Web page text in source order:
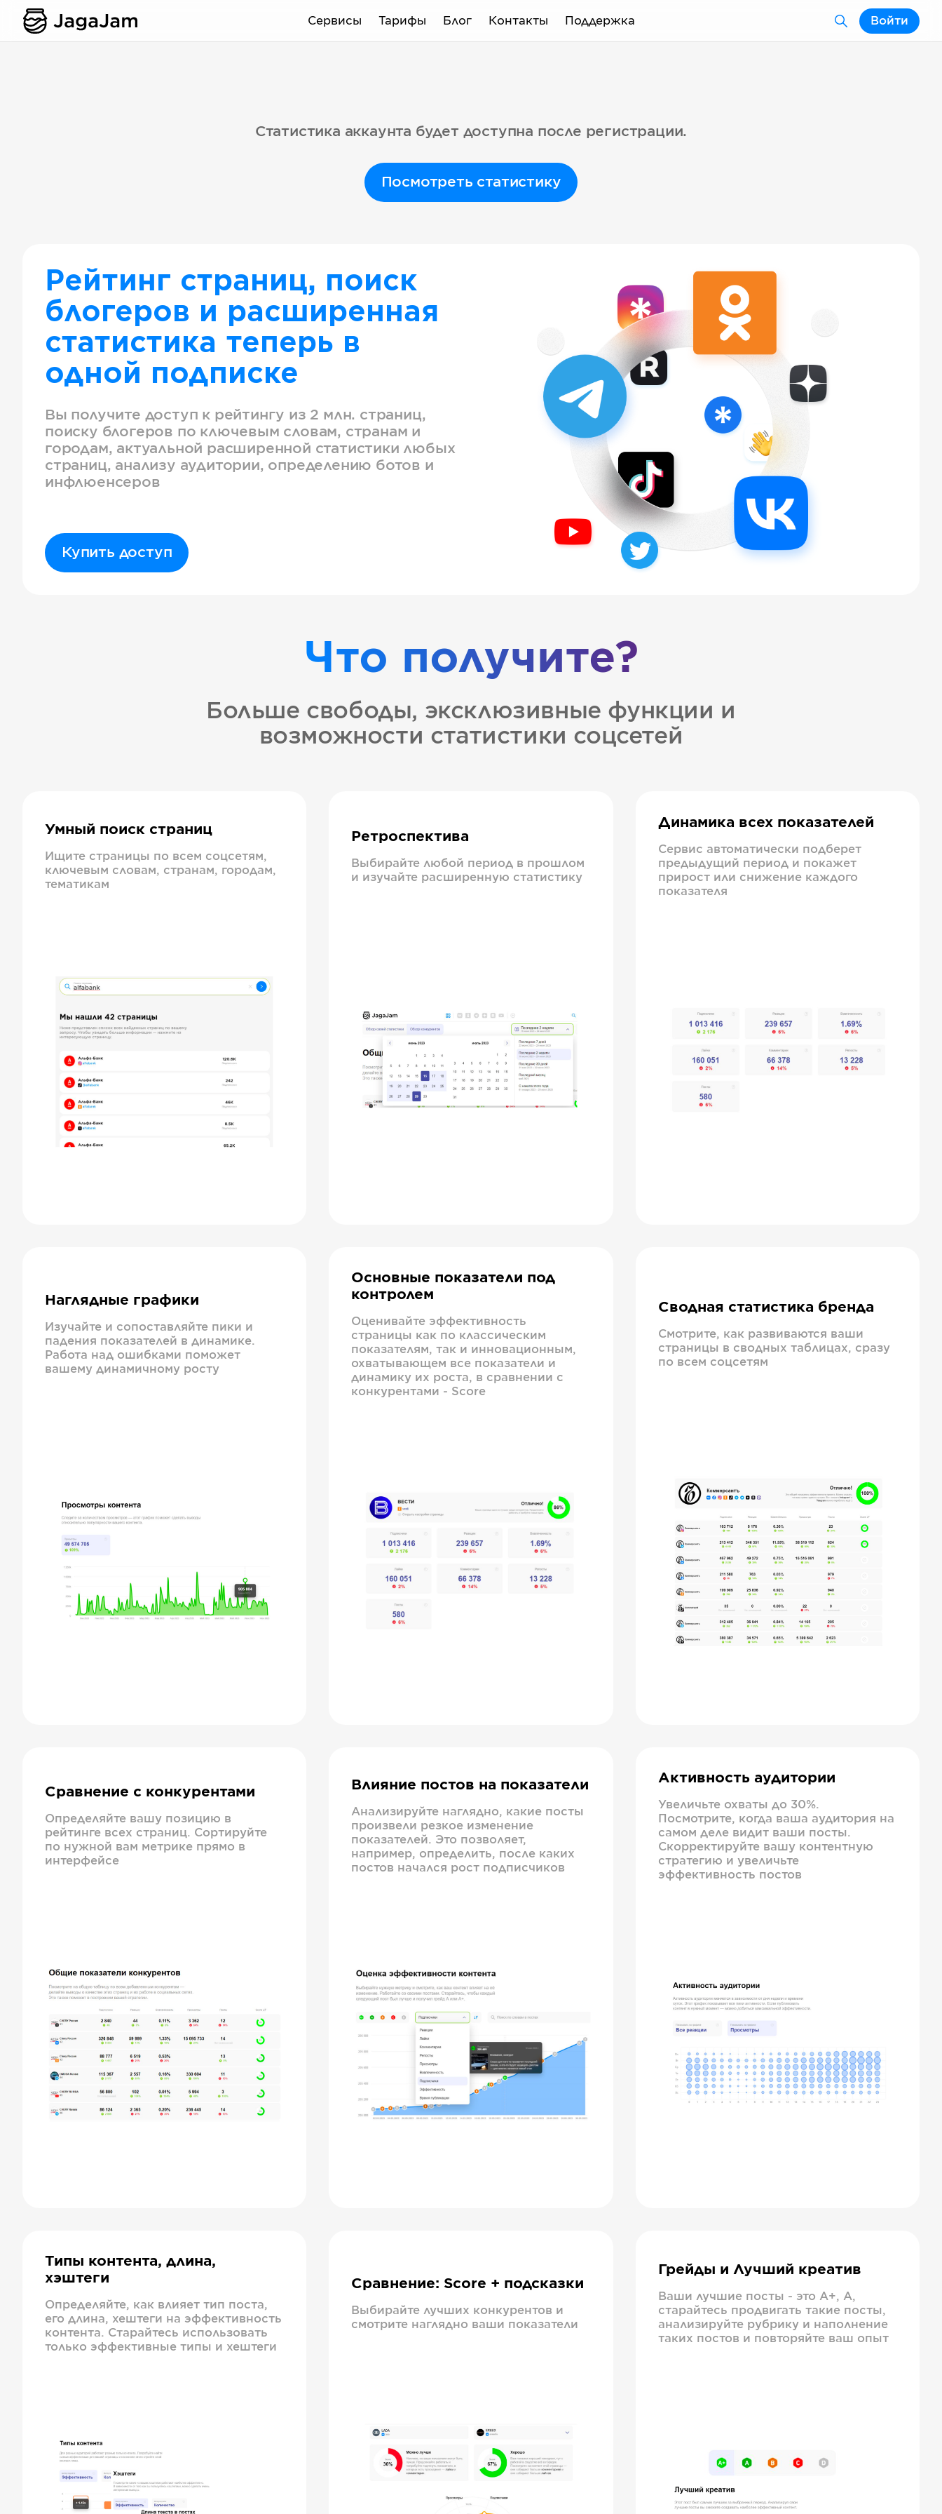
Сервисы Тарифы Блог Контакты Поддержка Войти
Статистика аккаунта будет доступна после регистрации.
Посмотреть статистику
Рейтинг страниц, поиск
блогеров и расширенная
статистика теперь в
одной подписке
Вы получите доступ к рейтингу из 2 млн. страниц,
поиску блогеров по ключевым словам, странам и
городам, актуальной расширенной статистики любых
страниц, анализу аудитории, определению ботов и
инфлюенсеров
Купить доступ
Что получите?
Больше свободы, эксклюзивные функции и
возможности статистики соцсетей
Умный поиск страниц
Ищите страницы по всем соцсетям,
ключевым словам, странам, городам,
тематикам
Ретроспектива
Выбирайте любой период в прошлом
и изучайте расширенную статистику
Динамика всех показателей
Сервис автоматически подберет
предыдущий период и покажет
прирост или снижение каждого
показателя
Наглядные графики
Изучайте и сопоставляйте пики и
падения показателей в динамике.
Работа над ошибками поможет
вашему динамичному росту
Основные показатели под
контролем
Оценивайте эффективность
страницы как по классическим
показателям, так и инновационным,
охватывающем все показатели и
динамику их роста, в сравнении с
конкурентами - Score
Сводная статистика бренда
Смотрите, как развиваются ваши
страницы в сводных таблицах, сразу
по всем соцсетям
Сравнение с конкурентами
Определяйте вашу позицию в
рейтинге всех страниц. Сортируйте
по нужной вам метрике прямо в
интерфейсе
Влияние постов на показатели
Анализируйте наглядно, какие посты
произвели резкое изменение
показателей. Это позволяет,
например, определить, после каких
постов начался рост подписчиков
Активность аудитории
Увеличьте охваты до 30%.
Посмотрите, когда ваша аудитория на
самом деле видит ваши посты.
Скорректируйте вашу контентную
стратегию и увеличьте
эффективность постов
Типы контента, длина,
хэштеги
Определяйте, как влияет тип поста,
его длина, хештеги на эффективность
контента. Старайтесь использовать
только эффективные типы и хештеги
Сравнение: Score + подсказки
Выбирайте лучших конкурентов и
смотрите наглядно ваши показатели
Грейды и Лучший креатив
Ваши лучшие посты - это А+, А,
старайтесь продвигать такие посты,
анализируйте рубрику и наполнение
таких постов и повторяйте ваш опыт